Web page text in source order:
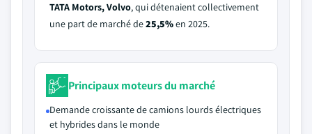
TATA Motors, Volvo, qui détenaient collectivement
une part de marché de25,5%en 2025.
Principaux moteurs du marché
Demande croissante de camions lourds électriques
et hybrides dans le monde